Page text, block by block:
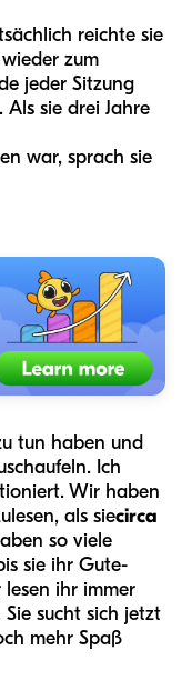
reichte sie
zum
jeder Sitzung
sie drei Jahre
war, sprach sie
tun haben und
Ich
Wir haben
als siecirca
so viele
sie ihr Gute-
ihr immer
sucht sich jetzt
mehr Spaß